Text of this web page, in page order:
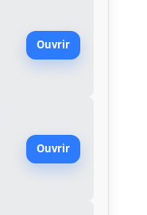
Ouvrir
Ouvrir